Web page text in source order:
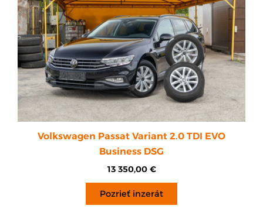
Volkswagen Passat Variant 2.0 TDI EVO
Business DSG
13 350,00 €
Pozrieť inzerát